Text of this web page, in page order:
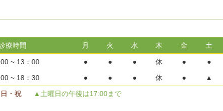
療時間 月 火 水 木 金 土
~ 13：00 ● ● ● 休 ● ●
~ 18：30
● ● ● 休 ● ▲
・祝
▲土曜日の午後は17:00まで